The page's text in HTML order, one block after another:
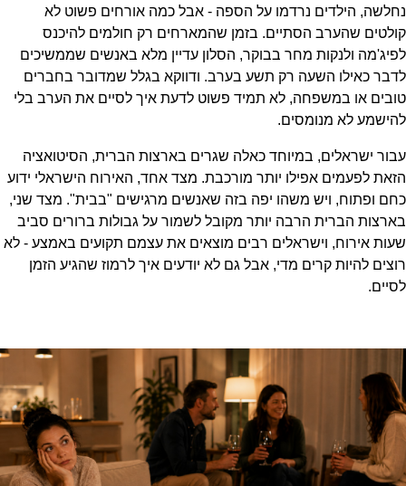
נחלשה, הילדים נרדמו על הספה - אבל כמה אורחים פשוט לא
קולטים שהערב הסתיים. בזמן שהמארחים רק חולמים להיכנס
לפיג'מה ולנקות מחר בבוקר, הסלון עדיין מלא באנשים שממשיכים
לדבר כאילו השעה רק תשע בערב. ודווקא בגלל שמדובר בחברים
טובים או במשפחה, לא תמיד פשוט לדעת איך לסיים את הערב בלי
להישמע לא מנומסים.
עבור ישראלים, במיוחד כאלה שגרים בארצות הברית, הסיטואציה
הזאת לפעמים אפילו יותר מורכבת. מצד אחד, האירוח הישראלי ידוע
כחם ופתוח, ויש משהו יפה בזה שאנשים מרגישים "בבית". מצד שני,
בארצות הברית הרבה יותר מקובל לשמור על גבולות ברורים סביב
שעות אירוח, וישראלים רבים מוצאים את עצמם תקועים באמצע - לא
רוצים להיות קרים מדי, אבל גם לא יודעים איך לרמוז שהגיע הזמן
לסיים.